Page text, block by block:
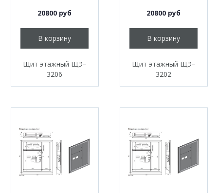
20800 руб
В корзину
Щит этажный ЩЭ–
3206
20800 руб
В корзину
Щит этажный ЩЭ–
3202